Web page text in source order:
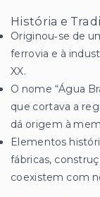
História e
Originou‑se de
ferrovia e à
XX.
O nome “Água
que cortava a
dá origem à
Elementos
fábricas,
coexistem com